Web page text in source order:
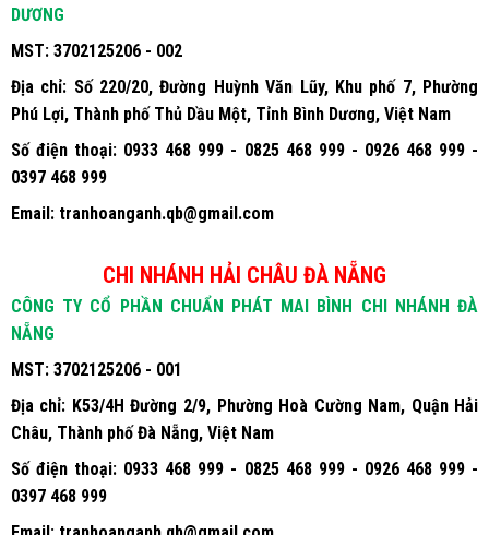
DƯƠNG
MST:3702125206 - 002
Địa chỉ: Số 220/20, Đường Huỳnh Văn Lũy, Khu phố 7, Phường
Phú Lợi, Thành phố Thủ Dầu Một, Tỉnh Bình Dương, Việt Nam
Số điện thoại: 0933 468 999 - 0825 468 999 - 0926 468 999 -
0397 468 999
Email:tranhoanganh.qb@gmail.com
CHI NHÁNH HẢI CHÂU ĐÀ NẴNG
CÔNG TY CỔ PHẦN CHUẨN PHÁT MAI BÌNH CHI NHÁNH ĐÀ
NẴNG
MST:3702125206 - 001
Địa chỉ: K53/4H Đường 2/9, Phường Hoà Cường Nam, Quận Hải
Châu, Thành phố Đà Nẵng, Việt Nam
Số điện thoại: 0933 468 999 - 0825 468 999 - 0926 468 999 -
0397 468 999